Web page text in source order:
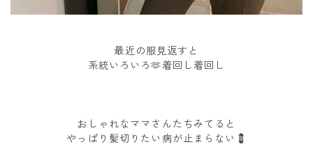
最近の服見返すと
系統いろいろ🫶着回し着回し
おしゃれなママさんたちみてると
やっぱり髪切りたい病が止まらない💈